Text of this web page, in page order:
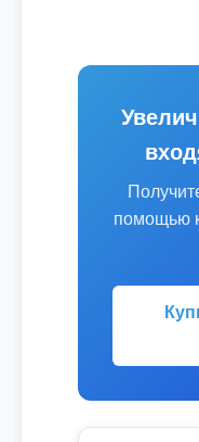
помощью